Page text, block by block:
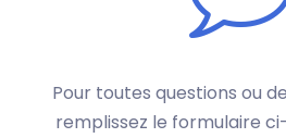
Pour toutes questions ou
remplissez le formulaire